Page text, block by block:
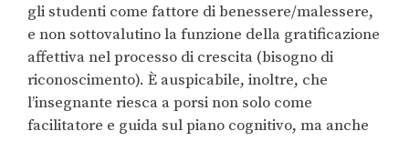
gli studenti come fattore di benessere/malessere,
e non sottovalutino la funzione della gratificazione
affettiva nel processo di crescita (bisogno di
riconoscimento). È auspicabile, inoltre, che
l’insegnante riesca a porsi non solo come
facilitatore e guida sul piano cognitivo, ma anche